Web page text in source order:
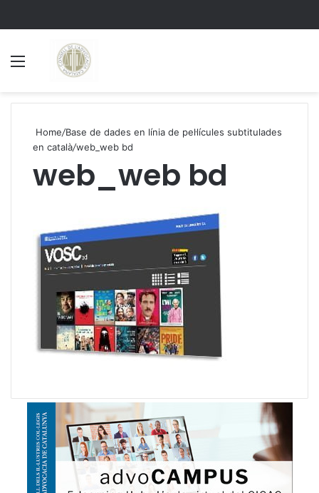
Home/Base de dades en línia de pel·lícules subtitulades
en català/web_web bd
web_web bd